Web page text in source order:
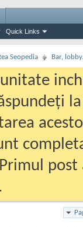
Quick Links
Seopedia Bar,
.